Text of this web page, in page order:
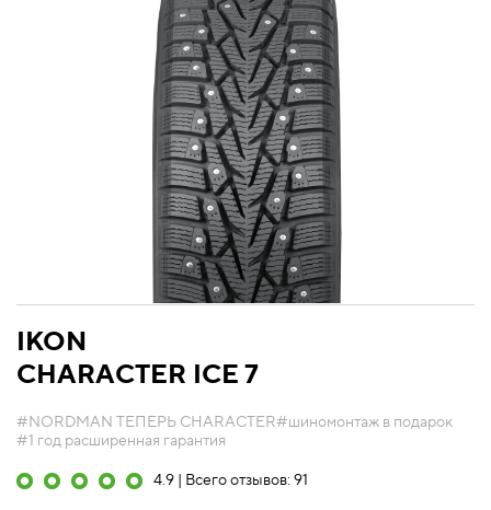
IKON
CHARACTER ICE 7
#NORDMAN ТЕПЕРЬ CHARACTER#шиномонтаж в подарок
#1 год расширенная гарантия
4.9 | Всего отзывов: 91